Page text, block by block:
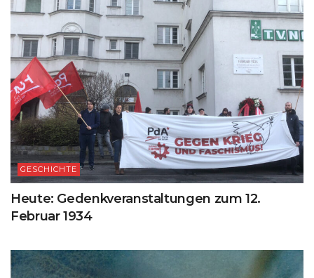
GESCHICHTE
Heute: Gedenkveranstaltungen zum 12.
Februar 1934